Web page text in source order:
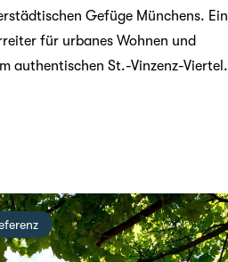
Gefüge Münchens. Ein
für urbanes Wohnen und
authentischen St.-Vinzenz-Viertel.